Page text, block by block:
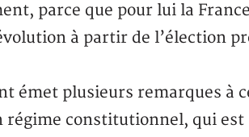
parce que pour lui la
à partir de l’élection
émet plusieurs remarques à
constitutionnel, qui est